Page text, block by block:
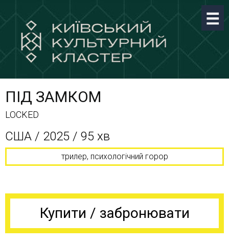
ПІД ЗАМКОМ
LOCKED
США / 2025 / 95 хв
трилер, психологічний горор
Купити / забронювати